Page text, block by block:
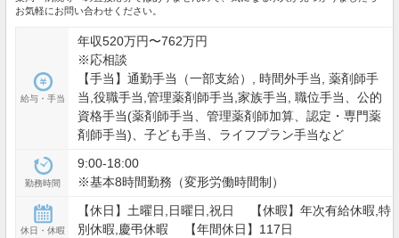
お気軽にお問い合わせください。
給与・手当
年収520万円〜762万円
※応相談
【手当】通勤手当（一部支給）, 時間外手当, 薬剤師手
当,役職手当,管理薬剤師手当,家族手当, 職位手当、公的
資格手当(薬剤師手当、管理薬剤師加算、認定・専門薬
剤師手当)、子ども手当、ライフプラン手当など
勤務時間
9:00-18:00
※基本8時間勤務（変形労働時間制）
休日・休暇
【休日】土曜日,日曜日,祝日 【休暇】年次有給休暇,特
別休暇,慶弔休暇 【年間休日】117日